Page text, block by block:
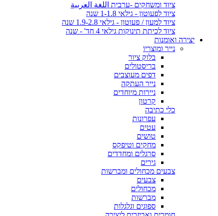
ציוד ומשחקים -ערבית اللغة العربية
ציוד לפעוטון - גילאי 1-1.8 שנה
ציוד למעון / פעוטון - גילאי 1.9-2.8 שנה
ציוד לכיתת תינוקות גילאי 4 חד' - שנה
יצירה ואומנות
נייר ומוצריו
בלוק ציור
בריסטולים
דפים מעוצבים
נייר העתקה
ניירות מיוחדים
קרטון
כלי כתיבה
עפרונות
עטים
טושים
מחקים וטיפקס
סרגלים ומחדדים
גירים
צבעים מכחולים ומברשות
צבעים
מכחולים
מברשות
ספוגים וגלגלות